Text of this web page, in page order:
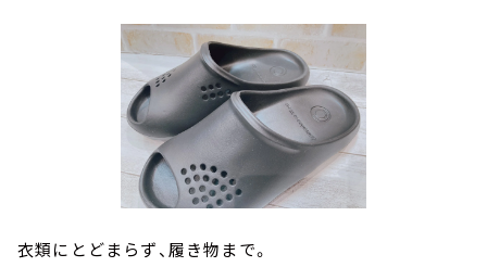
衣類にとどまらず、履き物まで。